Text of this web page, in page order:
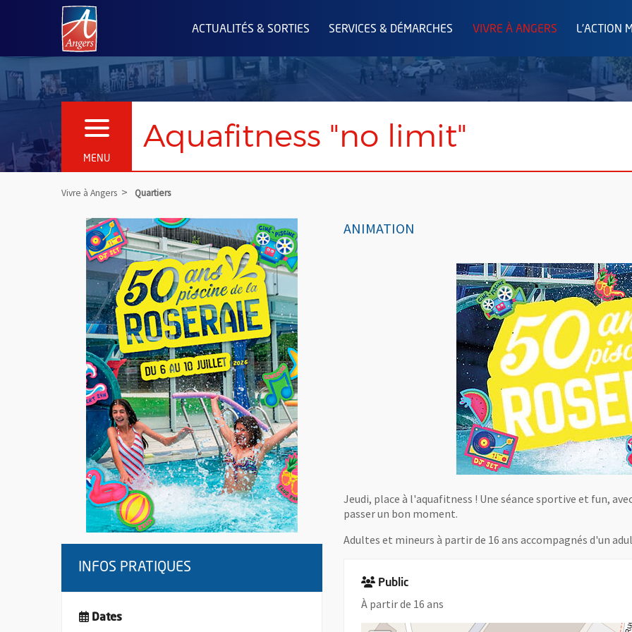
Angers.fr : Retour à l'accueil
ACTUALITÉS & SORTIES SERVICES & DÉMARCHES VIVRE À ANGERS L'ACTION
MENU
OUVRIR LE MENU Aquafitness "no limit"
Vivre à Angers Quartiers
ANIMATION
Jeudi, place à l'aquafitness ! Une séance sportive et fun,
passer un bon moment.
Adultes et mineurs à partir de 16 ans accompagnés d'un
Public
À partir de 16 ans
INFOS PRATIQUES
Dates